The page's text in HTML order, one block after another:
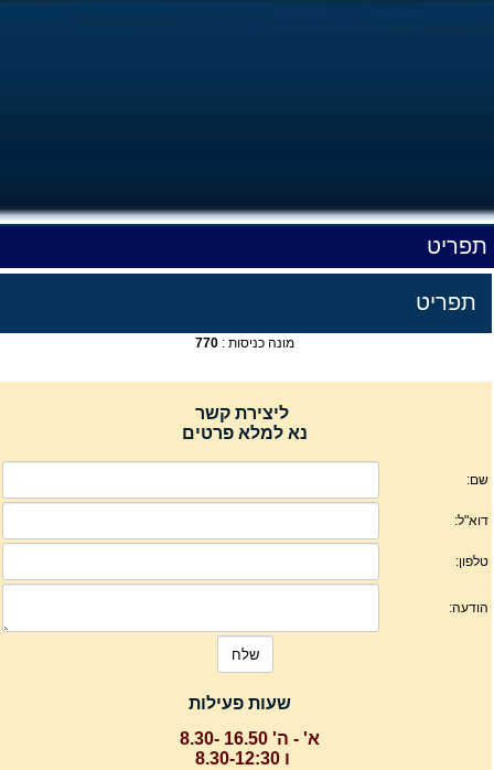
תפריט
תפריט
מונה כניסות : 770
ליצירת קשר
נא למלא פרטים
שעות פעילות
א' - ה' 16.50 -8.30
ו 8.30-12:30